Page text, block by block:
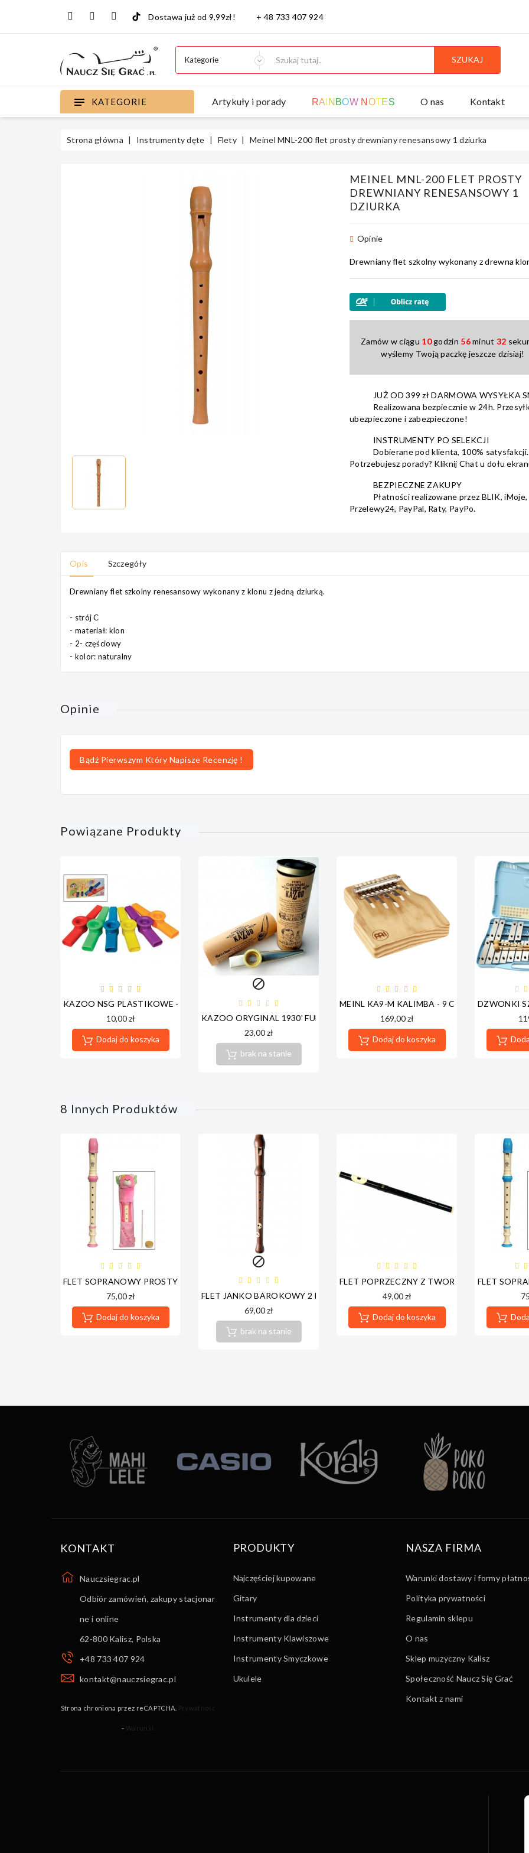
Dostawa już od 9,99zł! + 48 733 407 924
SZUKAJ
KATEGORIE Artykuły i porady RA N BOW N OTES O nas Kontakt
Strona główna Instrumenty dęte Flety Meinel MNL-200 flet prosty drewniany renesansowy 1 dziurka
MEINEL MNL-200 FLET PROSTY
DREWNIANY RENESANSOWY 1
DZIURKA
Opinie
Drewniany flet szkolny wykonany z drewna
Zamów w ciągu 10godzin 56minut 32
wyślemy Twoją paczkę jeszcze dzisiaj!
JUŻ OD 399 zł DARMOWA WYSYŁKA
Realizowana bezpiecznie w 24h.
ubezpieczone i zabezpieczone!
INSTRUMENTY PO SELEKCJI
Dobierane pod klienta, 100% satysfakcji.
Potrzebujesz porady? Kliknij Chat u dołu
BEZPIECZNE ZAKUPY
Płatności realizowane przez BLIK, iMoje,
Przelewy24, PayPal, Raty, PayPo.
Opis Szczegóły
Drewniany flet szkolny renesansowy wykonany z klonu z jedną dziurką.
- strój C
- materiał: klon
- 2- częściowy
- kolor: naturalny
Opinie
Bądź Pierwszym Który Napisze Recenzję !
Powiązane Produkty
KAZOO NSG PLASTIKOWE - (TRĄBKA/SAKSOFON DLA KAŻDEGO)
10,00 zł
Dodaj do koszyka

KAZOO ORYGINAL 1930' FULL METAL - PROFESJONALNA SERIA
23,00 zł
brak na stanie
MEINL KA9-M KALIMBA - 9 CHROMOWANYCH
169,00 zł
Dodaj do koszyka
DZWONKI
8 Innych Produktów
FLET SOPRANOWY PROSTY RÓŻOWY MIŚ - ŚWIETNA JAKOŚĆ!
75,00 zł
Dodaj do koszyka

FLET JANKO BAROKOWY 2 DZIURKOWY
69,00 zł
brak na stanie
FLET POPRZECZNY Z TWORZYWA ANGEL
49,00 zł
Dodaj do koszyka
FLET
KONTAKT
Nauczsiegrac.pl
Odbiór zamówień, zakupy stacjonar
ne i online
62-800 Kalisz, Polska
+48 733 407 924
kontakt@nauczsiegrac.pl
Strona chroniona przez reCAPTCHA. Prywatność
- Warunki
PRODUKTY
Najczęściej kupowane
Gitary
Instrumenty dla dzieci
Instrumenty Klawiszowe
Instrumenty Smyczkowe
Ukulele
NASZA FIRMA
Warunki dostawy i formy
Polityka prywatności
Regulamin sklepu
O nas
Sklep muzyczny Kalisz
Społeczność Naucz Się Grać
Kontakt z nami